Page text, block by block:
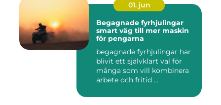
01. jun
Begagnade fyrhjulingar
smart väg till mer maskin
för pengarna
begagnade fyrhjulingar har
blivit ett självklart val för
många som vill kombinera
arbete och fritid ...